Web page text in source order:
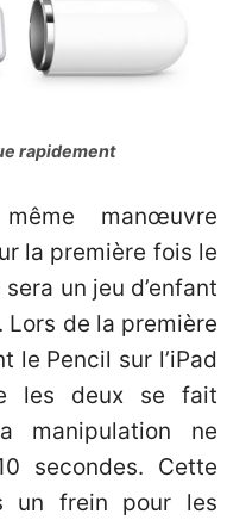
rapidement
manœuvre
la première fois le
un jeu d’enfant
Lors de la première
le Pencil sur l’iPad
les deux se fait
manipulation ne
secondes. Cette
un frein pour les